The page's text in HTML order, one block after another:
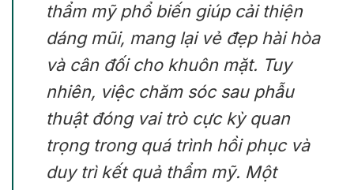
thẩm mỹ phổ biến giúp cải thiện
dáng mũi, mang lại vẻ đẹp hài hòa
và cân đối cho khuôn mặt. Tuy
nhiên, việc chăm sóc sau phẫu
thuật đóng vai trò cực kỳ quan
trọng trong quá trình hồi phục và
duy trì kết quả thẩm mỹ. Một